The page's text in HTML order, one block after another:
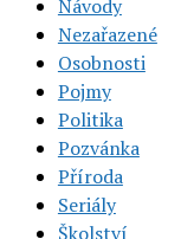
Návody
Nezařazené
Osobnosti
Pojmy
Politika
Pozvánka
Příroda
Seriály
Školství